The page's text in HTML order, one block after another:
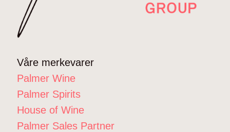
Våre merkevarer
Palmer Wine
Palmer Spirits
House of Wine
Palmer Sales Partner